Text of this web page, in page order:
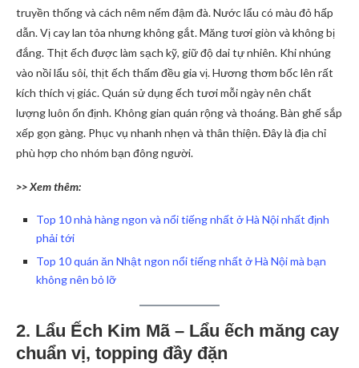
truyền thống và cách nêm nếm đậm đà. Nước lẩu có màu đỏ hấp
dẫn. Vị cay lan tỏa nhưng không gắt. Măng tươi giòn và không bị
đắng. Thịt ếch được làm sạch kỹ, giữ độ dai tự nhiên. Khi nhúng
vào nồi lẩu sôi, thịt ếch thấm đều gia vị. Hương thơm bốc lên rất
kích thích vị giác. Quán sử dụng ếch tươi mỗi ngày nên chất
lượng luôn ổn định. Không gian quán rộng và thoáng. Bàn ghế sắp
xếp gọn gàng. Phục vụ nhanh nhẹn và thân thiện. Đây là địa chỉ
phù hợp cho nhóm bạn đông người.
>> Xem thêm:
Top 10 nhà hàng ngon và nổi tiếng nhất ở Hà Nội nhất định
phải tới
Top 10 quán ăn Nhật ngon nổi tiếng nhất ở Hà Nội mà bạn
không nên bỏ lỡ
2. Lẩu Ếch Kim Mã – Lẩu ếch măng cay
chuẩn vị, topping đầy đặn